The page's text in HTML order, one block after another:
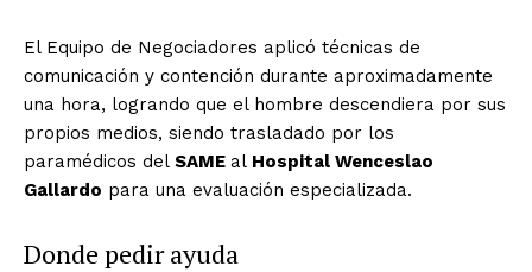
El Equipo de Negociadores aplicó técnicas de
comunicación y contención durante aproximadamente
una hora, logrando que el hombre descendiera por sus
propios medios, siendo trasladado por los
paramédicos del SAME al Hospital Wenceslao
Gallardo para una evaluación especializada.
Donde pedir ayuda